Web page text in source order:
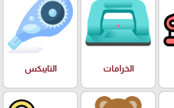
الخرامات التايبكس